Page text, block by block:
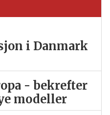
i Danmark
- bekrefter
modeller